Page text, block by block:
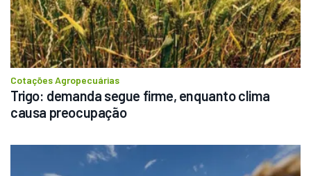
Cotações Agropecuárias
Trigo: demanda segue firme, enquanto clima
causa preocupação